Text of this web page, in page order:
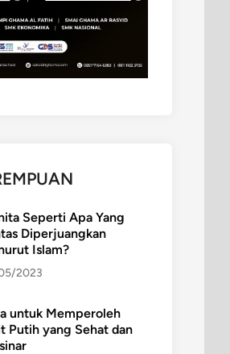
Seperti Apa Yang
Diperjuangkan
Islam?
2023
untuk Memperoleh
Putih yang Sehat dan